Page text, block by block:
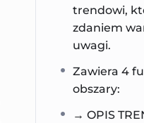
trendowi,
zdaniem
uwagi.
Zawiera 4
obszary:
→ OPIS